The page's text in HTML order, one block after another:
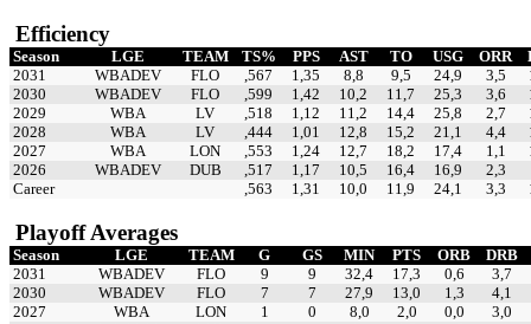
Efficiency
Season LGE TEAM TS% PPS AST TO USG ORR
2031
WBADEV FLO ,567 1,35 8,8 9,5 24,9 3,5
2030
WBADEV FLO ,599 1,42 10,2 11,7 25,3 3,6
2029
WBA LV ,518 1,12 11,2 14,4 25,8 2,7
2028
WBA LV ,444 1,01 12,8 15,2 21,1 4,4
2027
WBA LON ,553 1,24 12,7 18,2 17,4 1,1
2026
WBADEV DUB ,517 1,17 10,5 16,4 16,9
2,3
Career
,563 1,31 10,0 11,9 24,1 3,3
Playoff Averages
Season LGE TEAM G GS MIN PTS ORB
DRB
2031
WBADEV FLO 9 9 32,4 17,3 0,6
3,7
2030
WBADEV FLO 7 7 27,9 13,0 1,3
4,1
2027
WBA LON 1 0 8,0 2,0 0,0
3,0